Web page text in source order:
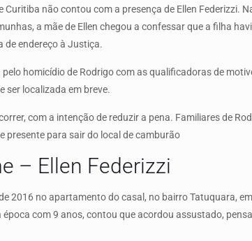
Curitiba não contou com a presença de Ellen
a mãe de Ellen chegou a confessar que a filha
de endereço à Justiça.
homicídio de Rodrigo com as qualificadoras de
ser localizada em breve.
com a intenção de reduzir a pena. Familiares de
presente para sair do local de camburão
– Ellen Federizzi
2016 no apartamento do casal, no bairro Tatuquara,
com 9 anos, contou que acordou assustado,